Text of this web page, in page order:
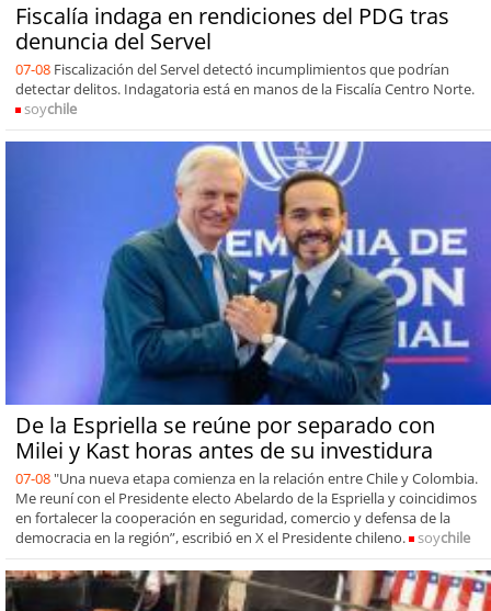
Fiscalía indaga en rendiciones del PDG tras
denuncia del Servel
07-08 Fiscalización del Servel detectó incumplimientos que podrían
detectar delitos. Indagatoria está en manos de la Fiscalía Centro Norte.
soychile
De la Espriella se reúne por separado con
Milei y Kast horas antes de su investidura
07-08 "Una nueva etapa comienza en la relación entre Chile y Colombia.
Me reuní con el Presidente electo Abelardo de la Espriella y coincidimos
en fortalecer la cooperación en seguridad, comercio y defensa de la
democracia en la región”, escribió en X el Presidente chileno.
soychile